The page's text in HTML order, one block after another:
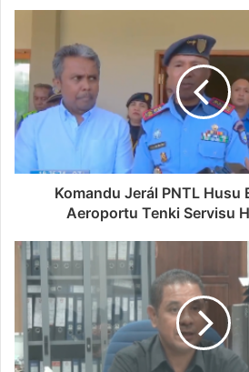
Komandu Jerál PNTL Husu
Aeroportu Tenki Servisu